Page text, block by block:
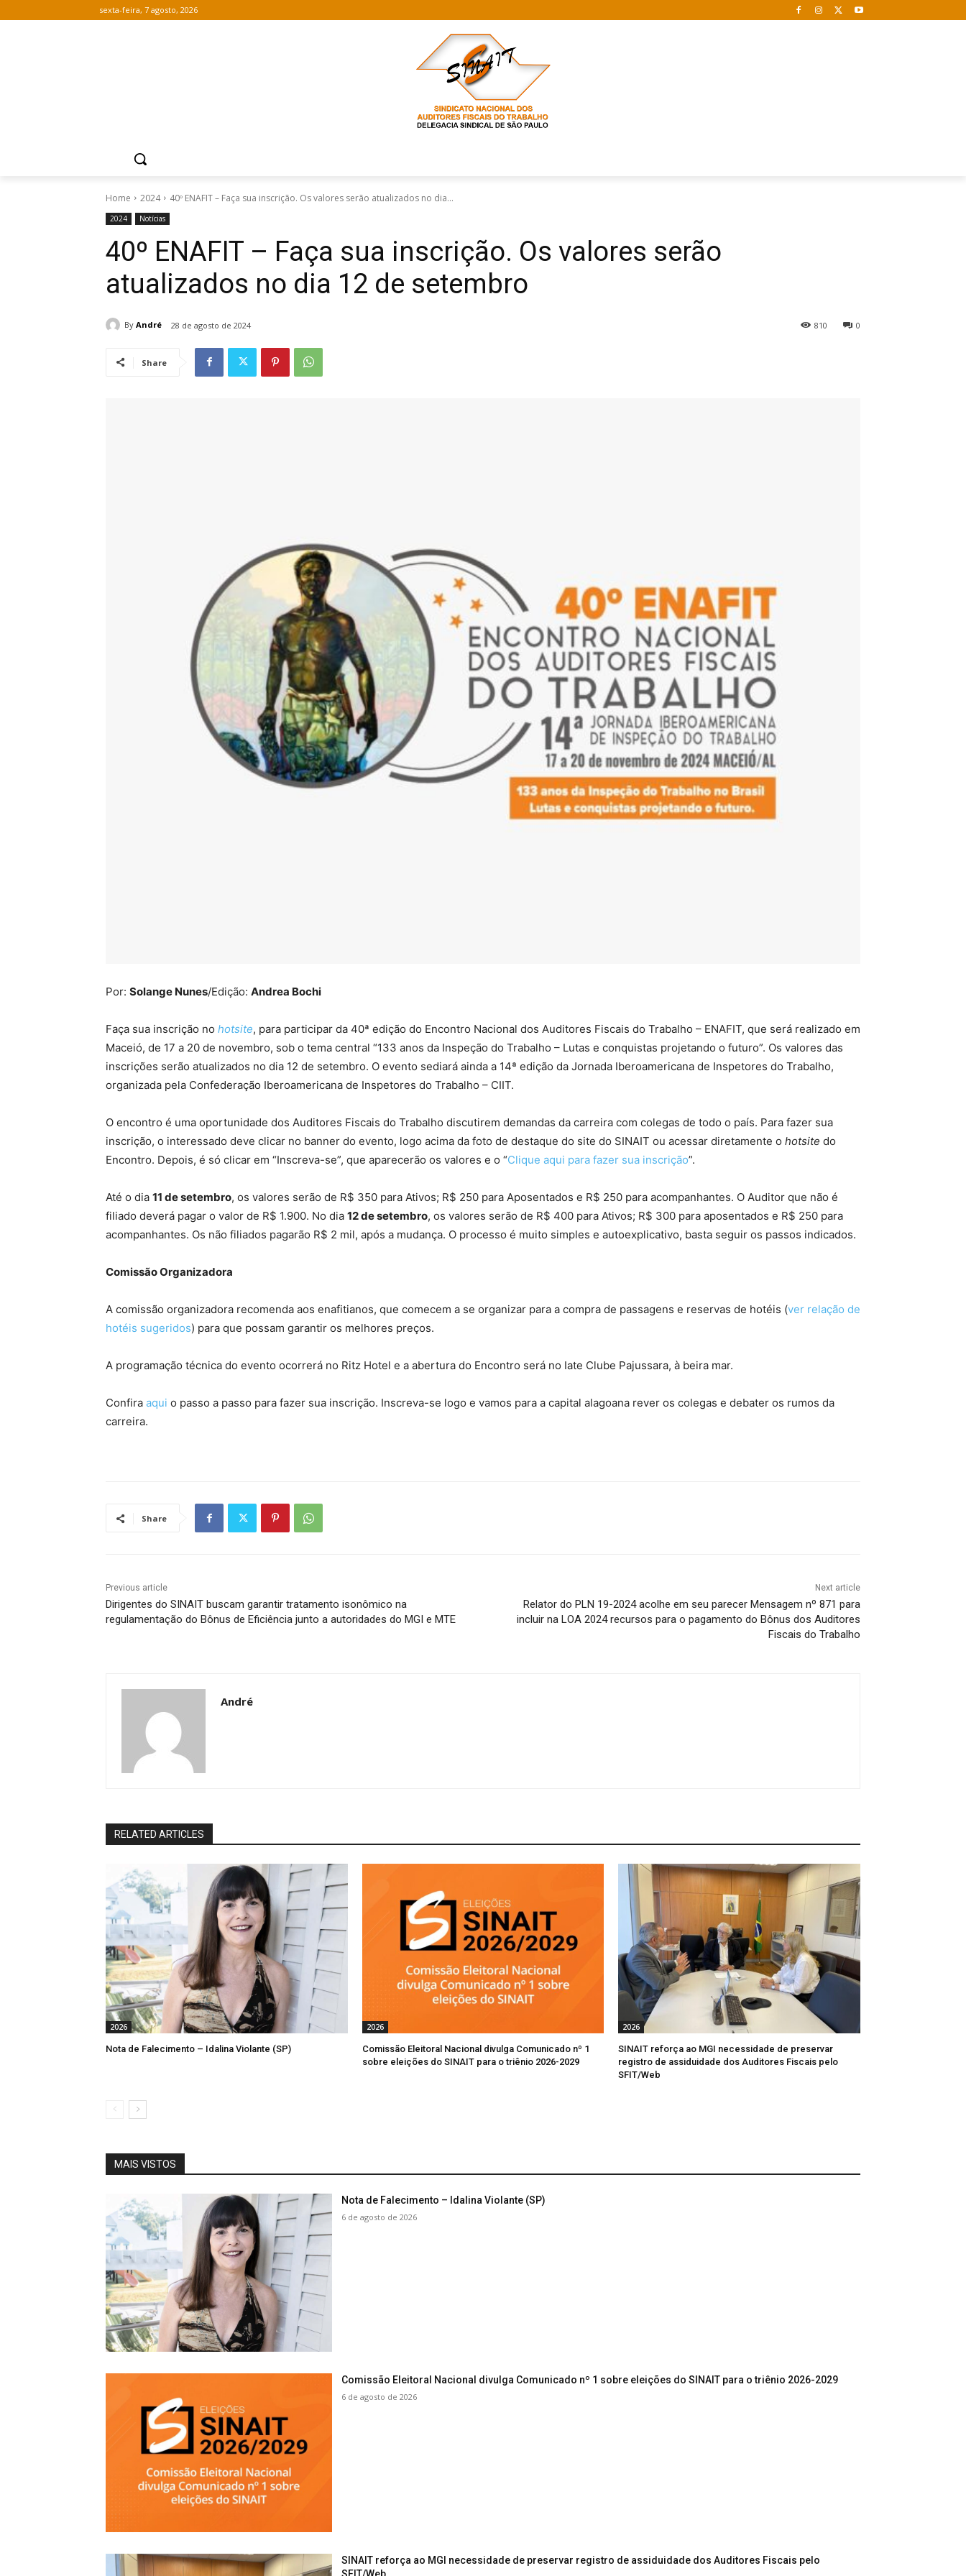
sexta-feira, 7 agosto, 2026
Home 2024 40º ENAFIT – Faça sua inscrição. Os valores serão atualizados no dia...
2024 Notícias
40º ENAFIT – Faça sua inscrição. Os valores serão
atualizados no dia 12 de setembro
By André 28 de agosto de 2024 0
810
Share
Por: Solange Nunes/Edição: Andrea Bochi
Faça sua inscrição no hotsite, para participar da 40ª edição do Encontro Nacional dos Auditores Fiscais do Trabalho – ENAFIT, que será realizado em
Maceió, de 17 a 20 de novembro, sob o tema central “133 anos da Inspeção do Trabalho – Lutas e conquistas projetando o futuro”. Os valores das
inscrições serão atualizados no dia 12 de setembro. O evento sediará ainda a 14ª edição da Jornada Iberoamericana de Inspetores do Trabalho,
organizada pela Confederação Iberoamericana de Inspetores do Trabalho – CIIT.
O encontro é uma oportunidade dos Auditores Fiscais do Trabalho discutirem demandas da carreira com colegas de todo o país. Para fazer sua
inscrição, o interessado deve clicar no banner do evento, logo acima da foto de destaque do site do SINAIT ou acessar diretamente o hotsite do
Encontro. Depois, é só clicar em “Inscreva-se”, que aparecerão os valores e o “Clique aqui para fazer sua inscrição”.
Até o dia 11 de setembro, os valores serão de R$ 350 para Ativos; R$ 250 para Aposentados e R$ 250 para acompanhantes. O Auditor que não é
filiado deverá pagar o valor de R$ 1.900. No dia 12 de setembro, os valores serão de R$ 400 para Ativos; R$ 300 para aposentados e R$ 250 para
acompanhantes. Os não filiados pagarão R$ 2 mil, após a mudança. O processo é muito simples e autoexplicativo, basta seguir os passos indicados.
Comissão Organizadora
A comissão organizadora recomenda aos enafitianos, que comecem a se organizar para a compra de passagens e reservas de hotéis (ver relação de
hotéis sugeridos) para que possam garantir os melhores preços.
A programação técnica do evento ocorrerá no Ritz Hotel e a abertura do Encontro será no Iate Clube Pajussara, à beira mar.
Confira aqui o passo a passo para fazer sua inscrição. Inscreva-se logo e vamos para a capital alagoana rever os colegas e debater os rumos da
carreira.
Share
Previous article
Dirigentes do SINAIT buscam garantir tratamento isonômico na
regulamentação do Bônus de Eficiência junto a autoridades do MGI e MTE
Next article
Relator do PLN 19-2024 acolhe em seu parecer Mensagem nº 871 para
incluir na LOA 2024 recursos para o pagamento do Bônus dos Auditores
Fiscais do Trabalho
André
RELATED ARTICLES
2026
Nota de Falecimento – Idalina Violante (SP)
2026
Comissão Eleitoral Nacional divulga Comunicado nº 1
sobre eleições do SINAIT para o triênio 2026-2029
2026
SINAIT reforça ao MGI necessidade de preservar
registro de assiduidade dos Auditores Fiscais pelo
SFIT/Web
MAIS VISTOS
Nota de Falecimento – Idalina Violante (SP)
6 de agosto de 2026
Comissão Eleitoral Nacional divulga Comunicado nº 1 sobre eleições do SINAIT para o triênio 2026-2029
6 de agosto de 2026
SINAIT reforça ao MGI necessidade de preservar registro de assiduidade dos Auditores Fiscais pelo